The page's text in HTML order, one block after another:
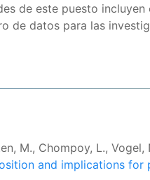
de este puesto
de datos para las
M., Chompoy, L.,
and implications